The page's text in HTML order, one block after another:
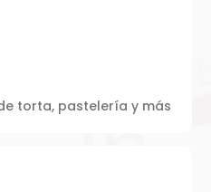
torta, pastelería y más